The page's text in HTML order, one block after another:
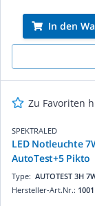
In den
Zu Favoriten
SPEKTRALED
LED Notleuchte
AutoTest+5 Pikto
Type: AUTOTEST 3H
Hersteller-Art.Nr.: